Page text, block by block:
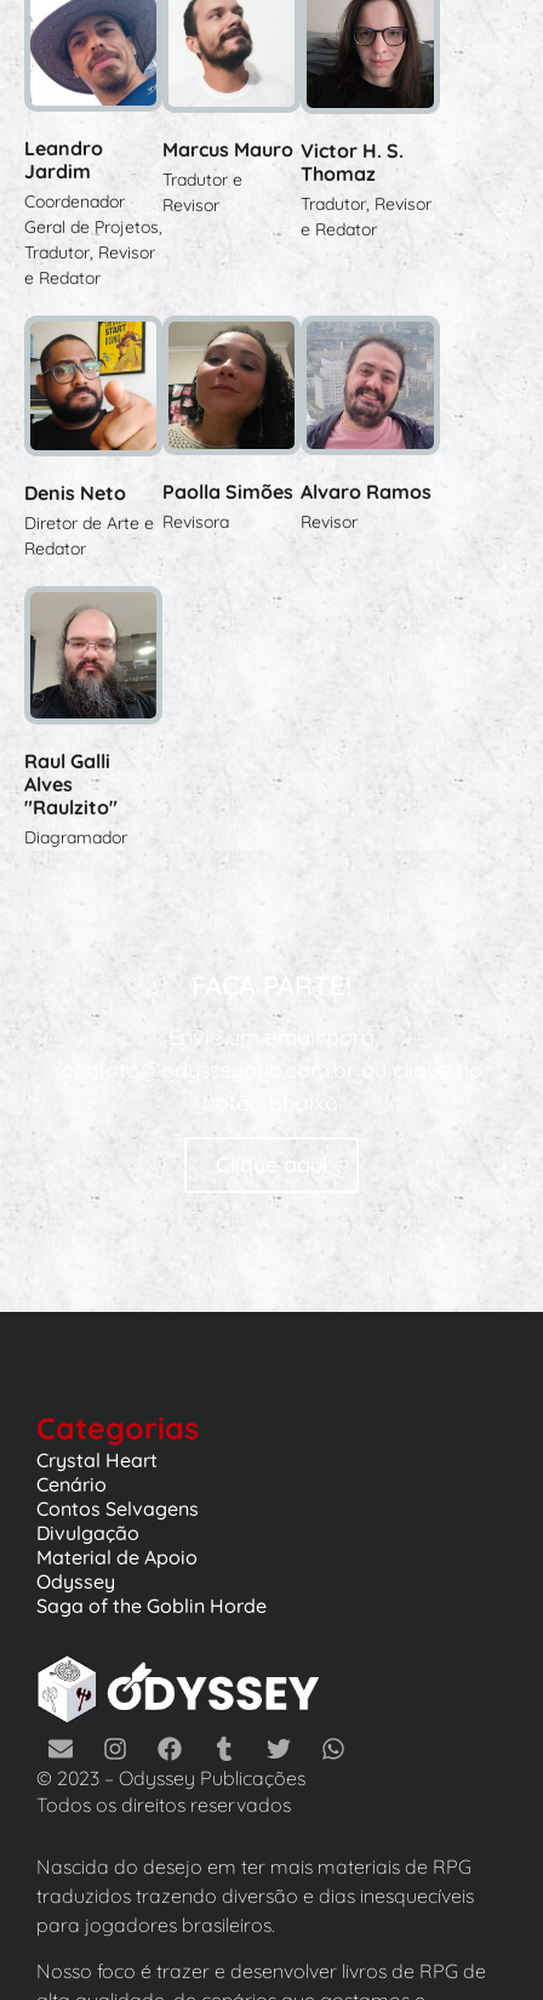
Leandro
Jardim
Coordenador
Geral de Projetos,
Tradutor, Revisor
e Redator
Marcus Mauro
Tradutor e
Revisor
Victor H. S.
Thomaz
Tradutor, Revisor
e Redator
Denis Neto
Diretor de Arte e
Redator
Paolla Simões
Revisora
Alvaro Ramos
Revisor
Raul Galli
Alves
"Raulzito"
Diagramador
FAÇA PARTE!
Envie um email para
contato@odysseypub.com.br ou clique no
botão abaixo.
Clique aqui
Categorias
Crystal Heart
Cenário
Contos Selvagens
Divulgação
Material de Apoio
Odyssey
Saga of the Goblin Horde
© 2023 – Odyssey Publicações
Todos os direitos reservados
Nascida do desejo em ter mais materiais de RPG
traduzidos trazendo diversão e dias inesquecíveis
para jogadores brasileiros.
Nosso foco é trazer e desenvolver livros de RPG de